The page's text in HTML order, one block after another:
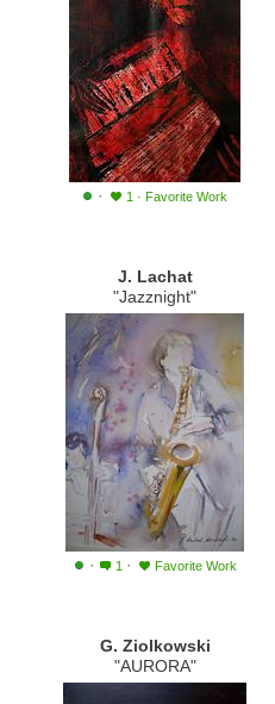
· 1 · Favorite Work
J. Lachat
"Jazznight"
· 1 · Favorite Work
G. Ziolkowski
"AURORA"